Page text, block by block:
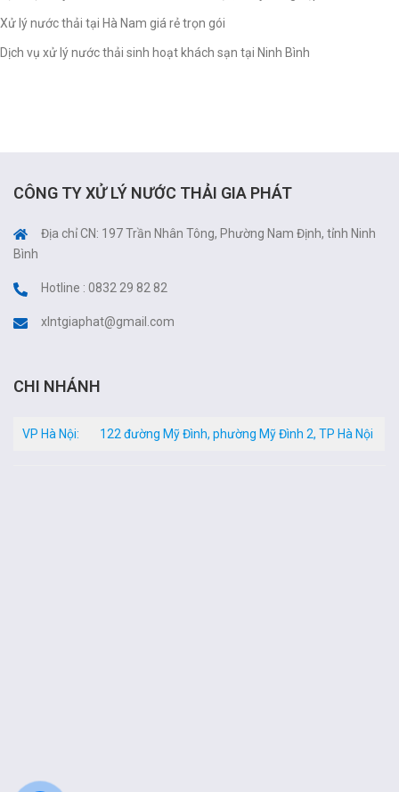
Xử lý nước thải tại Hà Nam giá rẻ trọn gói
Dịch vụ xử lý nước thải sinh hoạt khách sạn tại Ninh Bình
CÔNG TY XỬ LÝ NƯỚC THẢI GIA PHÁT
Địa chỉ CN: 197 Trần Nhân Tông, Phường Nam Định, tỉnh Ninh
Bình
Hotline : 0832 29 82 82
xlntgiaphat@gmail.com
CHI NHÁNH
VP Hà Nội: 122 đường Mỹ Đình, phường Mỹ Đình 2, TP Hà Nội